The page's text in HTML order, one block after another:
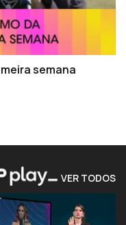
semana
VER TODOS